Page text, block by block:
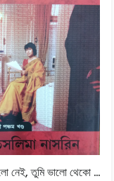
আমি ভালো নেই, তুমি ভালো থেকো প্রিয় দেশ -আত্মজীবনী পঞ্চম খণ্ড | তসলিমা নাসরিন